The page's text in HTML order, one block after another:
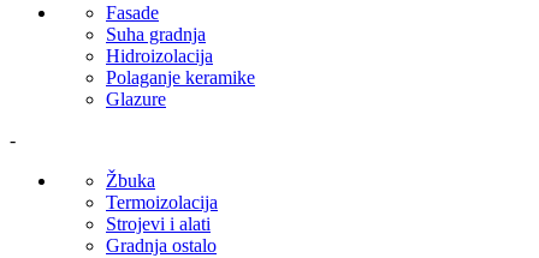
Fasade
Suha gradnja
Hidroizolacija
Polaganje keramike
Glazure
-
Žbuka
Termoizolacija
Strojevi i alati
Gradnja ostalo